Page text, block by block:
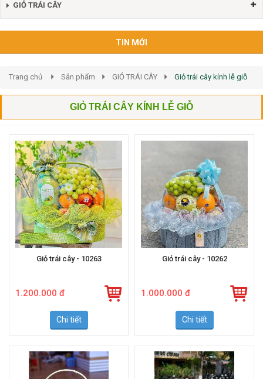
GIỎ TRÁI CÂY
TIN MỚI
Trang chủ Sản phẩm GIỎ TRÁI CÂY Giỏ trái cây kính lễ giỗ
GIỎ TRÁI CÂY KÍNH LỄ GIỖ
Giỏ trái cây - 10263
1.200.000 đ
Chi tiết
Giỏ trái cây - 10262
1.000.000 đ
Chi tiết